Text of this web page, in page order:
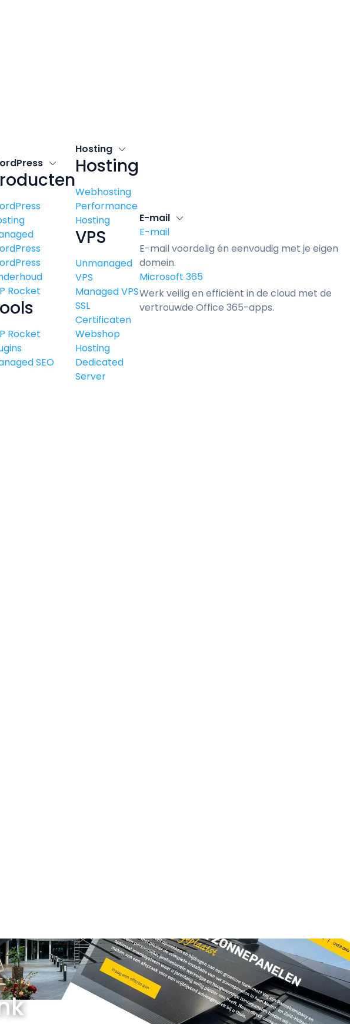
Rocket
Rocket
SEO
Hosting
Hosting
Webhosting
Performance
Hosting
VPS
Unmanaged
VPS
Managed VPS
SSL
Certificaten
Webshop
Hosting
Dedicated
Server
E-mail
E-mail
E-mail voordelig én eenvoudig met je eigen
domein.
Microsoft 365
Werk veilig en efficiënt in de cloud met de
vertrouwde Office 365-apps.